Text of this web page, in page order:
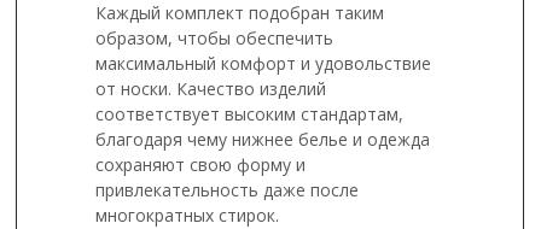
Каждый комплект подобран таким
образом, чтобы обеспечить
максимальный комфорт и удовольствие
от носки. Качество изделий
соответствует высоким стандартам,
благодаря чему нижнее белье и одежда
сохраняют свою форму и
привлекательность даже после
многократных стирок.